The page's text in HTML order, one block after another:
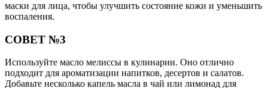
маски для лица, чтобы улучшить состояние кожи и уменьшить
воспаления.
СОВЕТ №3
Используйте масло мелиссы в кулинарии. Оно отлично
подходит для ароматизации напитков, десертов и салатов.
Добавьте несколько капель масла в чай или лимонад для